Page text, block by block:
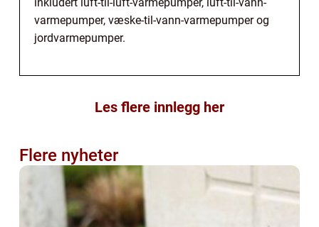
varmepumper, væske-til-vann-varmepumper og
jordvarmepumper.
Les flere innlegg her
Flere nyheter